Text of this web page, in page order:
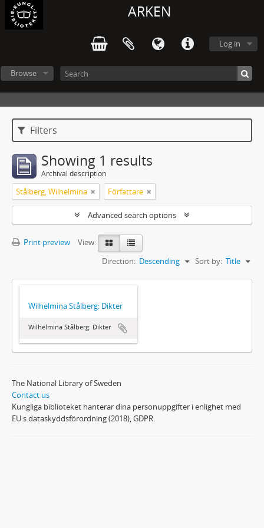
ARKEN
Log in
Browse
Filters
Showing 1 results
Archival description
Stålberg, Wilhelmina Författare
Advanced search options
Print preview
View:
Sort by: Title
Direction: Descending
Wilhelmina Stålberg: Dikter
Wilhelmina Stålberg: Dikter
The National Library of Sweden
Contact us
Kungliga biblioteket hanterar dina personuppgifter i enlighet med
EU:s dataskyddsförordning (2018), GDPR.